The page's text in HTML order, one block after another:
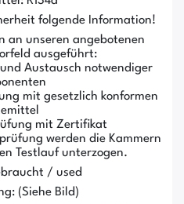
folgende Information!
an unseren angebotenen
ausgeführt:
Austausch notwendiger
mit gesetzlich konformen
mit Zertifikat
werden die Kammern
Testlauf unterzogen.
/ used
(Siehe Bild)